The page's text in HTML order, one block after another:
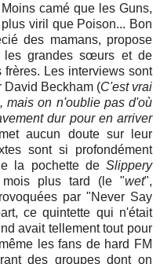
camé que les Guns,
viril que Poison... Bon
des mamans, propose
les grandes sœurs et de
Les interviews sont
David Beckham (C'est vrai
mais on n'oublie pas d'où
dur pour en arriver
aucun doute sur leur
sont si profondément
la pochette de Slippery
plus tard (le "wet",
par "Never Say
ce quintette qui n'était
avait tellement tout pour
les fans de hard FM
des groupes dont on